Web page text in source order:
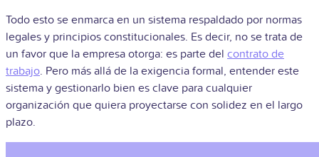
Todo esto se enmarca en un sistema respaldado por normas
legales y principios constitucionales. Es decir, no se trata de
un favor que la empresa otorga: es parte del contrato de
trabajo. Pero más allá de la exigencia formal, entender este
sistema y gestionarlo bien es clave para cualquier
organización que quiera proyectarse con solidez en el largo
plazo.